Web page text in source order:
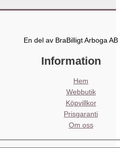
En del av BraBilligt Arboga AB
Information
Hem
Webbutik
Köpvillkor
Prisgaranti
Om oss